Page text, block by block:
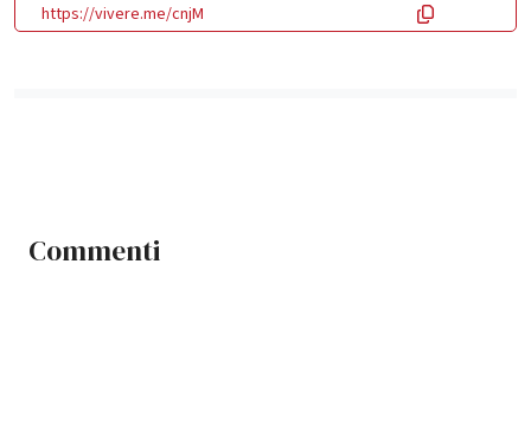
https://vivere.me/cnjM
Commenti